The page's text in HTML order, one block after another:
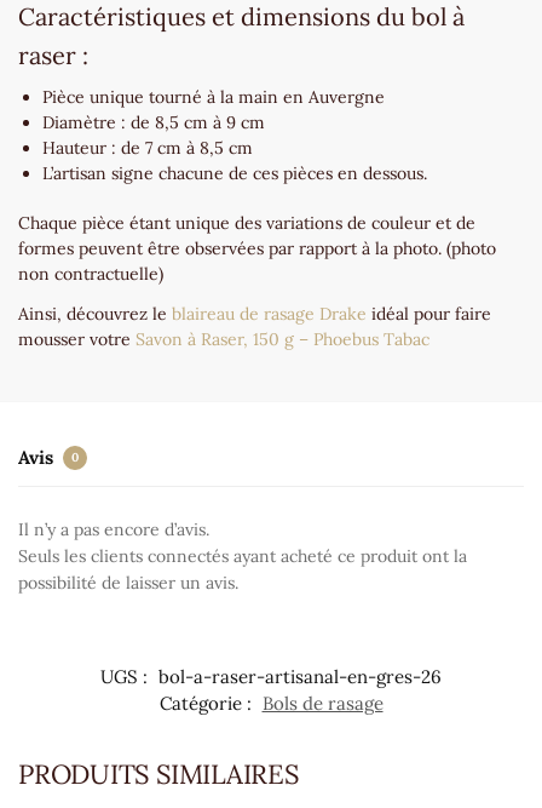
Caractéristiques et dimensions du bol à
raser :
Pièce unique tourné à la main en Auvergne
Diamètre : de 8,5 cm à 9 cm
Hauteur : de 7 cm à 8,5 cm
L’artisan signe chacune de ces pièces en dessous.
Chaque pièce étant unique des variations de couleur et de
formes peuvent être observées par rapport à la photo. (photo
non contractuelle)
Ainsi, découvrez le blaireau de rasage Drake idéal pour faire
mousser votre Savon à Raser, 150 g – Phoebus Tabac
Avis 0
Il n’y a pas encore d’avis.
Seuls les clients connectés ayant acheté ce produit ont la
possibilité de laisser un avis.
UGS : bol-a-raser-artisanal-en-gres-26
Catégorie : Bols de rasage
PRODUITS SIMILAIRES